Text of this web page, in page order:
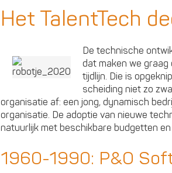
Het TalentTech
De technische
dat maken we graag
tijdlijn. Die is
scheiding niet zo
organisatie af: een jong, dynamisch
organisatie. De adoptie van nieuwe
natuurlijk met beschikbare budgetten
1960-1990: P&O